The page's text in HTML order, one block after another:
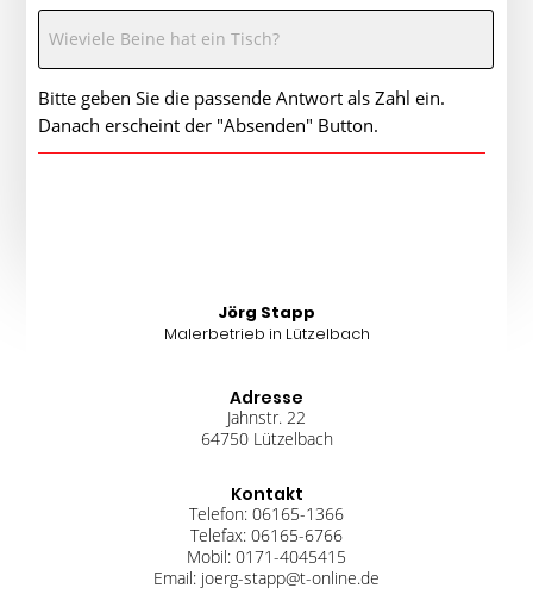
Bitte geben Sie die passende Antwort als Zahl ein.
Danach erscheint der "Absenden" Button.
Jörg Stapp
Malerbetrieb in Lützelbach
Adresse
Jahnstr. 22
64750 Lützelbach
Kontakt
Telefon: 06165-1366
Telefax: 06165-6766
Mobil: 0171-4045415
Email: joerg-stapp@t-online.de